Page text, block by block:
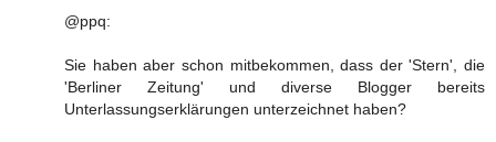
@ppq:
Sie haben aber schon mitbekommen, dass der 'Stern', die
'Berliner Zeitung' und diverse Blogger bereits
Unterlassungserklärungen unterzeichnet haben?